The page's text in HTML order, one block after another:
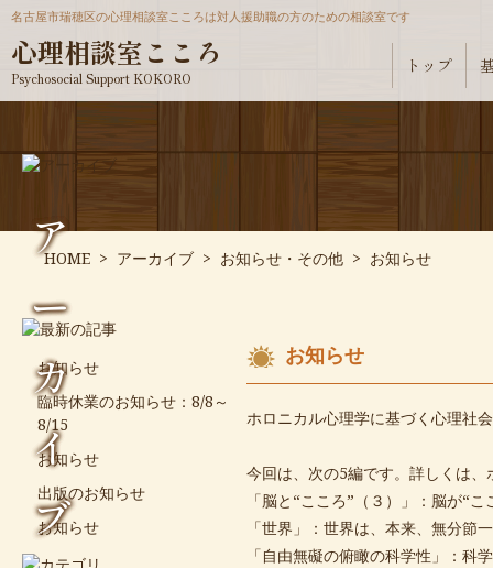
名古屋市瑞穂区の心理相談室こころは対人援助職の方のための相談室です
心理相談室こころ
Psychosocial Support KOKORO
トップ
ア
ー
カ
イ
ブ
HOME > アーカイブ > お知らせ・その他 > お知らせ
お知らせ
臨時休業のお知らせ：8/8～
8/15
お知らせ
出版のお知らせ
お知らせ
お知らせ
ホロニカル心理学に基づく心理社
今回は、次の5編です。詳しくは
「脳と“こころ”（３）」：脳が“
「世界」：世界は、本来、無分節
「自由無礙の俯瞰の科学性」：